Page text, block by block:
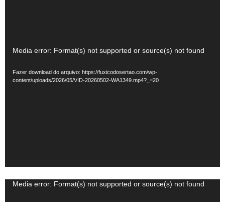
Tocador
vídeo
Media error: Format(s) not supported or source(s) not found
Fazer download do arquivo: https://fuxicodosertao.com/wp-
content/uploads/2026/05/VID-20260502-WA1349.mp4?_=20
Tocador
Media error: Format(s) not supported or source(s) not found